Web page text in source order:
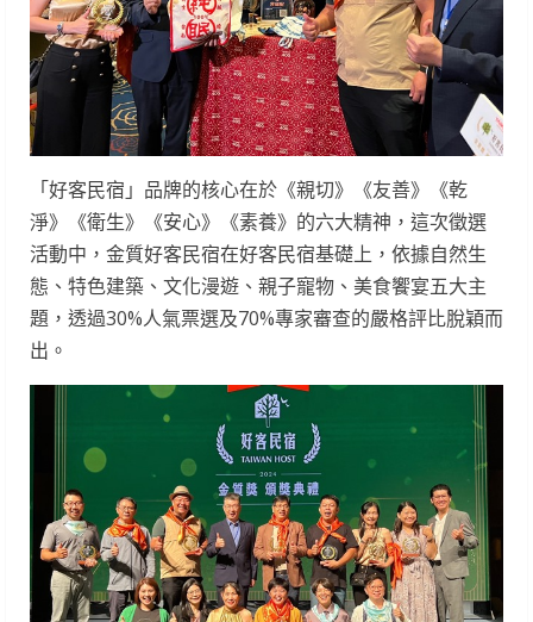
「好客民宿」品牌的核心在於《親切》《友善》《乾
淨》《衛生》《安心》《素養》的六大精神，這次徵選
活動中，金質好客民宿在好客民宿基礎上，依據自然生
態、特色建築、文化漫遊、親子寵物、美食饗宴五大主
題，透過30%人氣票選及70%專家審查的嚴格評比脫穎而
出。